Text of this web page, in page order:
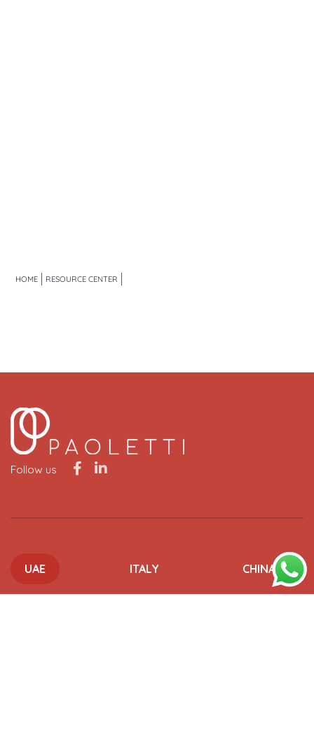
HOME RESOURCE CENTER
Follow us
UAE ITALY CHINA